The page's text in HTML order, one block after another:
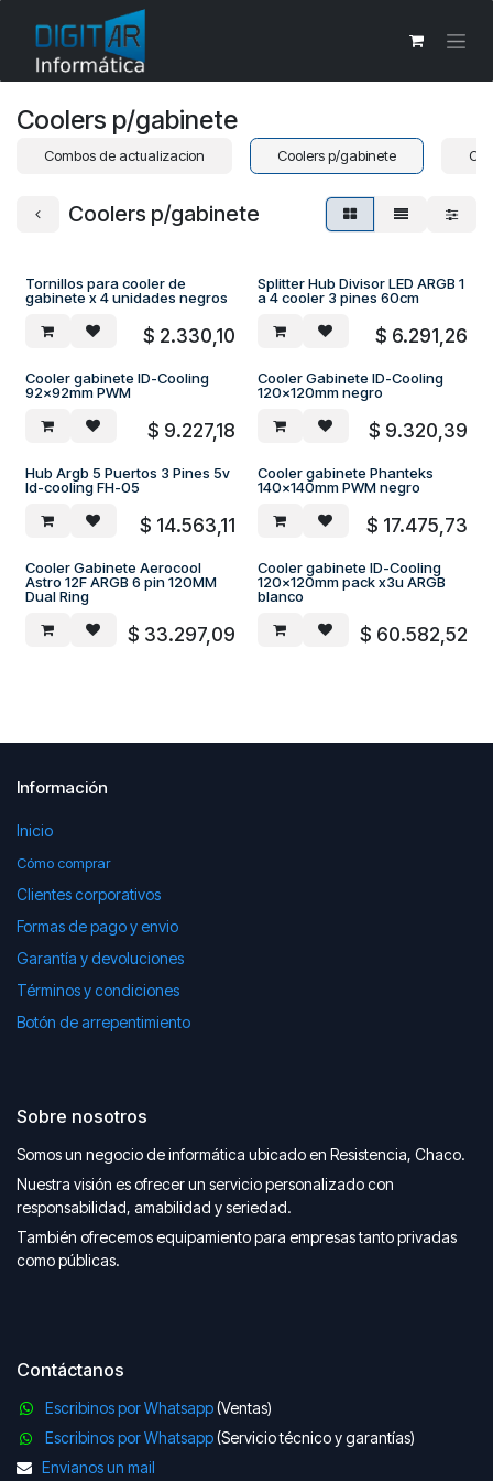
Coolers p/gabinete
Combos de actualizacion Coolers p/gabinete
Coolers p/gabinete
Tornillos para cooler de
gabinete x 4 unidades negros
$ 2.330,10
Splitter Hub Divisor LED ARGB 1
a 4 cooler 3 pines 60cm
$ 6.291,26
Cooler gabinete ID-Cooling
92x92mm PWM
$ 9.227,18
Cooler Gabinete ID-Cooling
120x120mm negro
$ 9.320,39
Hub Argb 5 Puertos 3 Pines 5v
Id-cooling FH-05
$ 14.563,11
Cooler gabinete Phanteks
140x140mm PWM negro
$ 17.475,73
Cooler Gabinete Aerocool
Astro 12F ARGB 6 pin 120MM
Dual Ring
$ 33.297,09
Cooler gabinete ID-Cooling
120x120mm pack x3u ARGB
blanco
$ 60.582,52
Información
Inicio
Cómo comprar
Clientes corporativos
Formas de pago y envio
Garantía y devoluciones
Términos y condiciones
Botón de arrepentimiento
Sobre nosotros
Somos un negocio de informática ubicado en Resistencia, Chaco.
Nuestra visión es ofrecer un servicio personalizado con
responsabilidad, amabilidad y seriedad.
También ofrecemos equipamiento para empresas tanto privadas
como públicas.
Contáctanos
Escribinos por Whatsapp(Ventas)
Escribinos por Whatsapp(Servicio técnico y garantías)
Envianos un mail